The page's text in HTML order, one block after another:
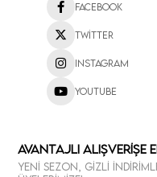
Facebook
Twitter
Instagram
Youtube
Avantajlı Alışverişe
Yeni sezon, gizli